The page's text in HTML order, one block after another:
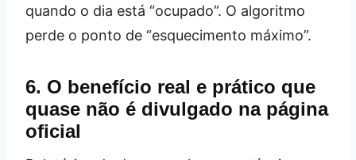
quando o dia está “ocupado”. O algoritmo
perde o ponto de “esquecimento máximo”.
6. O benefício real e prático que
quase não é divulgado na página
oficial